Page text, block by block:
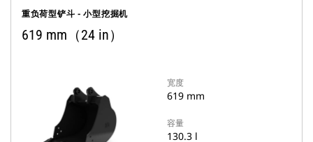
重负荷型铲斗 - 小型挖掘机
619 mm（24 in）
宽度
619 mm
容量
130.3 l